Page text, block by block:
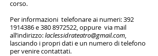
corso.
Per informazioni telefonare ai numeri:392
1914386e380 8972522, oppure via mail
all’indirizzo:laclessidrateatro@gmail.com,
lasciando i propri dati e un numero di telefono
per venire contattati.